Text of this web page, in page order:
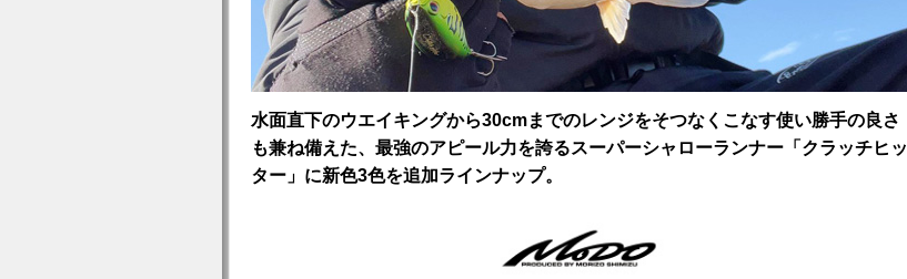
水面直下のウエイキングから30cmまでのレンジをそつなくこなす使い勝手の良さ
も兼ね備えた、最強のアピール力を誇るスーパーシャローランナー「クラッチヒッ
ター」に新色3色を追加ラインナップ。